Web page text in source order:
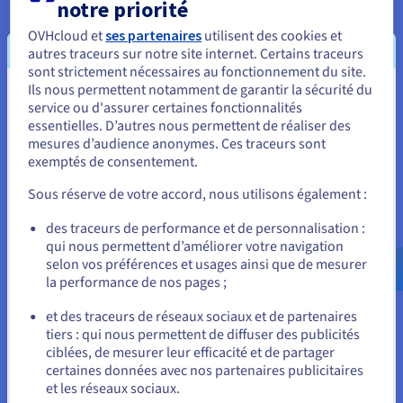
derniers hébergent leurs données.
Un total respect des
Vous semblez être localisé en États-
Unis.
Pour commander, rendez-vous sur le site de votre pays (États-
Allez sur le site États-Unis
us.ovhcloud.com/
Anglais USD - $
ou
Rester sur le site actuel
notre priorité
OVHcloud etses partenaires utilisent des cookies et
autres traceurs sur notre site internet. Certains traceurs
sont strictement nécessaires au fonctionnement du site.
Ils nous permettent notamment de garantir la sécurité du
service ou d'assurer certaines fonctionnalités
essentielles. D’autres nous permettent de réaliser des
mesures d’audience anonymes. Ces traceurs sont
exemptés de consentement.
Sous réserve de votre accord, nous utilisons également :
des traceurs de performance et de personnalisation :
qui nous permettent d’améliorer votre navigation
selon vos préférences et usages ainsi que de mesurer
la performance de nos pages ;
et des traceurs de réseaux sociaux et de partenaires
tiers : qui nous permettent de diffuser des publicités
ciblées, de mesurer leur efficacité et de partager
certaines données avec nos partenaires publicitaires
et les réseaux sociaux.